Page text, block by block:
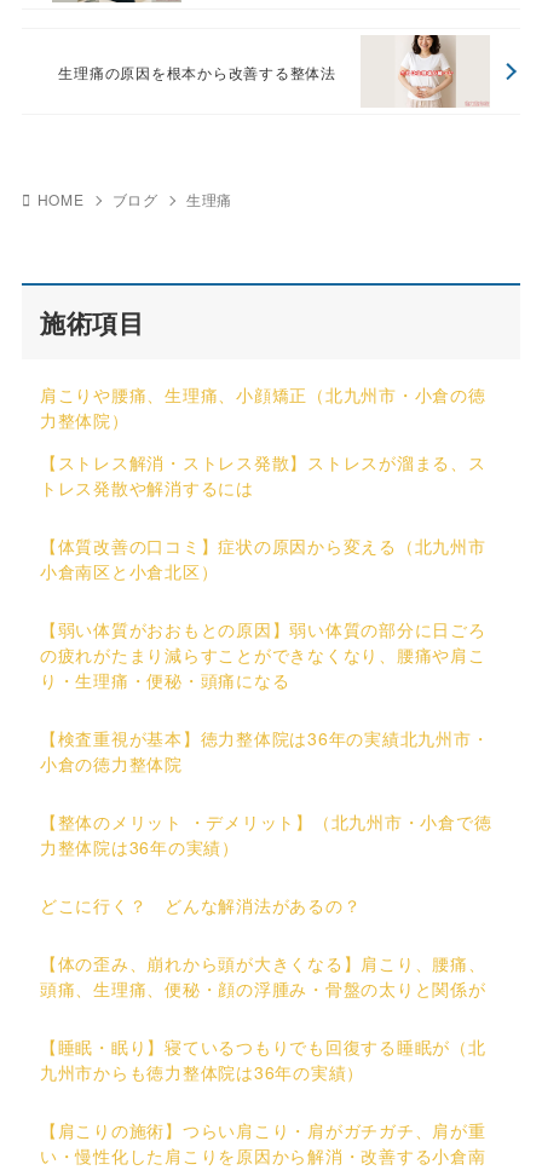
生理痛の原因を根本から改善する整体法
HOME ブログ 生理痛
施術項目
肩こりや腰痛、生理痛、小顔矯正（北九州市・小倉の徳
力整体院）
【ストレス解消・ストレス発散】ストレスが溜まる、ス
トレス発散や解消するには
【体質改善の口コミ】症状の原因から変える（北九州市
小倉南区と小倉北区）
【弱い体質がおおもとの原因】弱い体質の部分に日ごろ
の疲れがたまり減らすことができなくなり、腰痛や肩こ
り・生理痛・便秘・頭痛になる
【検査重視が基本】徳力整体院は36年の実績北九州市・
小倉の徳力整体院
【整体のメリット ・デメリット】（北九州市・小倉で徳
力整体院は36年の実績）
どこに行く？ どんな解消法があるの？
【体の歪み、崩れから頭が大きくなる】肩こり、腰痛、
頭痛、生理痛、便秘・顔の浮腫み・骨盤の太りと関係が
【睡眠・眠り】寝ているつもりでも回復する睡眠が（北
九州市からも徳力整体院は36年の実績）
【肩こりの施術】つらい肩こり・肩がガチガチ、肩が重
い・慢性化した肩こりを原因から解消・改善する小倉南